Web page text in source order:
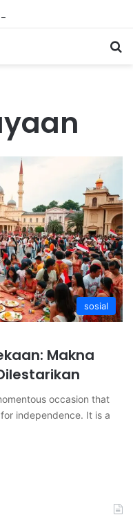
sosial
Makna
occasion that
independence. It is a